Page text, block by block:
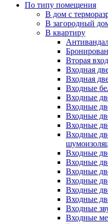
По типу помещения
В дом с
В загородный
В квартиру
Вторая
Входная
Входная
Входные
Входные
Входные
Входные
Входные
Входные
Входные
Входные
Входные
Входные
Входные
Входные
Входные
Входные